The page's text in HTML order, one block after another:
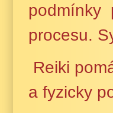
podmínky
procesu.
Reiki
a fyzicky